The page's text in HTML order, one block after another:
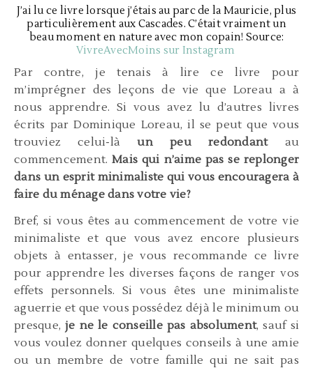
J’ai lu ce livre lorsque j’étais au parc de la Mauricie, plus
particulièrement aux Cascades. C’était vraiment un
beau moment en nature avec mon copain! Source:
VivreAvecMoins sur Instagram
Par contre, je tenais à lire ce livre pour
m’imprégner des leçons de vie que Loreau a à
nous apprendre. Si vous avez lu d’autres livres
écrits par Dominique Loreau, il se peut que vous
trouviez celui-làun peu redondantau
commencement.Mais qui n’aime pas se replonger
dans un esprit minimaliste qui vous encouragera à
faire du ménage dans votre vie?
Bref, si vous êtes au commencement de votre vie
minimaliste et que vous avez encore plusieurs
objets à entasser, je vous recommande ce livre
pour apprendre les diverses façons de ranger vos
effets personnels. Si vous êtes une minimaliste
aguerrie et que vous possédez déjà le minimum ou
presque,je ne le conseille pas absolument, sauf si
vous voulez donner quelques conseils à une amie
ou un membre de votre famille qui ne sait pas